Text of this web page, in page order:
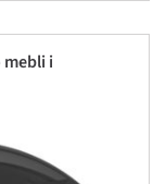
mebli i